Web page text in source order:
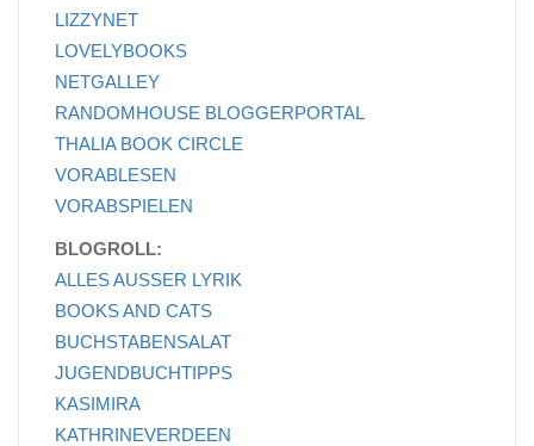
LIZZYNET
LOVELYBOOKS
NETGALLEY
RANDOMHOUSE BLOGGERPORTAL
THALIA BOOK CIRCLE
VORABLESEN
VORABSPIELEN
BLOGROLL:
ALLES AUSSER LYRIK
BOOKS AND CATS
BUCHSTABENSALAT
JUGENDBUCHTIPPS
KASIMIRA
KATHRINEVERDEEN